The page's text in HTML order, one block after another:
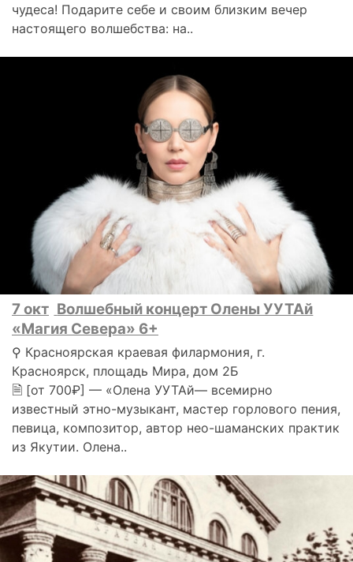
чудеса! Подарите себе и своим близким вечер
настоящего волшебства: на..
7 окт Волшебный концерт Олены УУТАй
«Магия Севера» 6+
⚲ Красноярская краевая филармония, г.
Красноярск, площадь Мира, дом 2Б
🗎 [от 700₽] — «Олена УУТАй— всемирно
известный этно-музыкант, мастер горлового пения,
певица, композитор, автор нео-шаманских практик
из Якутии. Олена..